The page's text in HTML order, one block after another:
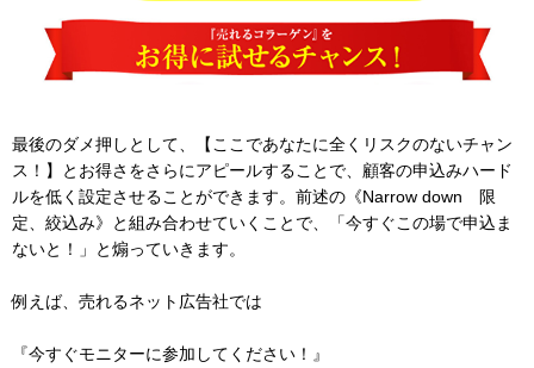
最後のダメ押しとして、【ここであなたに全くリスクのないチャン
ス！】とお得さをさらにアピールすることで、顧客の申込みハード
ルを低く設定させることができます。前述の《Narrow down 限
定、絞込み》と組み合わせていくことで、「今すぐこの場で申込ま
ないと！」と煽っていきます。
例えば、売れるネット広告社では
『今すぐモニターに参加してください！』